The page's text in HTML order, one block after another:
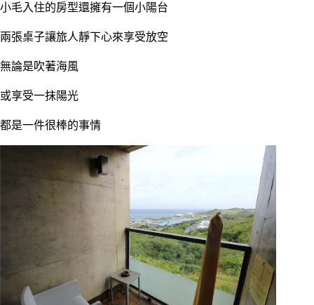
小毛入住的房型還擁有一個小陽台
兩張桌子讓旅人靜下心來享受放空
無論是吹著海風
或享受一抹陽光
都是一件很棒的事情